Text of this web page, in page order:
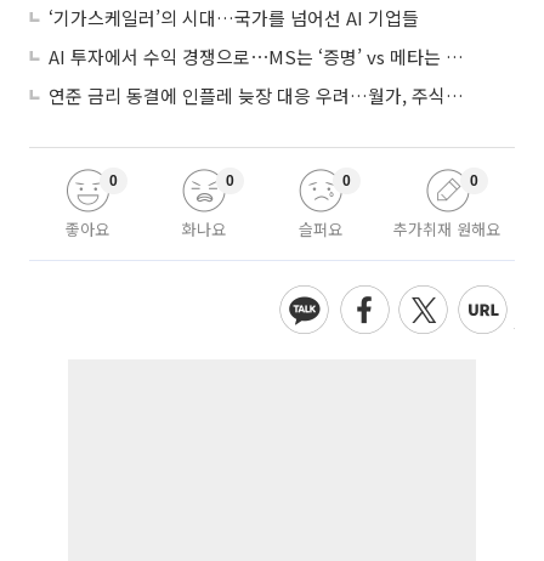
‘기가스케일러’의 시대…국가를 넘어선 AI 기업들
AI 투자에서 수익 경쟁으로⋯MS는 ‘증명’ vs 메타는 ‘숙제’
연준 금리 동결에 인플레 늦장 대응 우려…월가, 주식도 채권도 던졌다
좋아요
0
화나요
0
슬퍼요
0
추가취재 원해요
0